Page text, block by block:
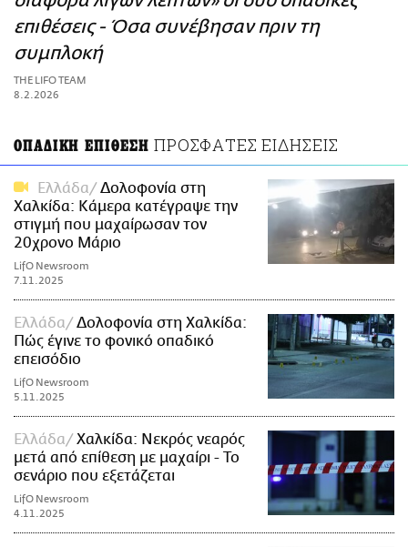
ΑΜΠΑ
PRINT
επιθέσεις - Όσα συνέβησαν πριν τη
συμπλοκή
THE LIFO TEAM
8.2.2026
ΟΠΑΔΙΚΗ ΕΠΙΘΕΣΗ ΠΡΟΣΦΑΤΕΣ ΕΙΔΗΣΕΙΣ
Ελλάδα
Δολοφονία στη
Χαλκίδα: Κάμερα κατέγραψε την
στιγμή που μαχαίρωσαν τον
20χρονο Μάριο
LifO Newsroom
7.11.2025
Ελλάδα
Δολοφονία στη Χαλκίδα:
Πώς έγινε το φονικό οπαδικό
επεισόδιο
LifO Newsroom
5.11.2025
Ελλάδα
Χαλκίδα: Νεκρός νεαρός
μετά από επίθεση με μαχαίρι - Το
σενάριο που εξετάζεται
LifO Newsroom
4.11.2025